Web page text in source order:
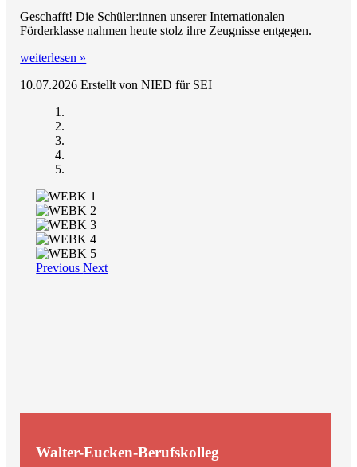
Geschafft! Die Schüler:innen unserer Internationalen
Förderklasse nahmen heute stolz ihre Zeugnisse entgegen.
weiterlesen »
10.07.2026Erstellt von NIED für SEI
Previous Next
Walter-Eucken-Berufskolleg